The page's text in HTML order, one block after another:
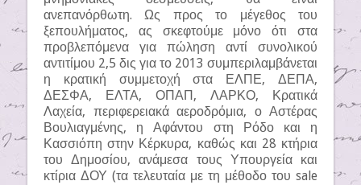
ανεπανόρθωτη. Ως προς το μέγεθος του
ξεπουλήματος, ας σκεφτούμε μόνο ότι στα
προβλεπόμενα για πώληση αντί συνολικού
αντιτίμου 2,5 δις για το 2013 συμπεριλαμβάνεται
η κρατική συμμετοχή στα ΕΛΠΕ, ΔΕΠΑ,
ΔΕΣΦΑ, ΕΛΤΑ, ΟΠΑΠ, ΛΑΡΚΟ, Κρατικά
Λαχεία, περιφερειακά αεροδρόμια, ο Αστέρας
Βουλιαγμένης, η Αφάντου στη Ρόδο και η
Κασσιόπη στην Κέρκυρα, καθώς και 28 κτήρια
του Δημοσίου, ανάμεσα τους Υπουργεία και
κτίρια ΔΟΥ (τα τελευταία με τη μέθοδο του sale